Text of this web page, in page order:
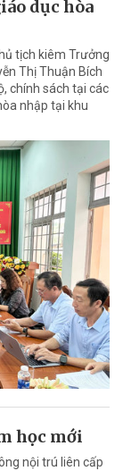
dục hòa
tịch kiêm Trưởng
Thị Thuận Bích
chính sách tại các
nhập tại khu
học mới
nội trú liên cấp